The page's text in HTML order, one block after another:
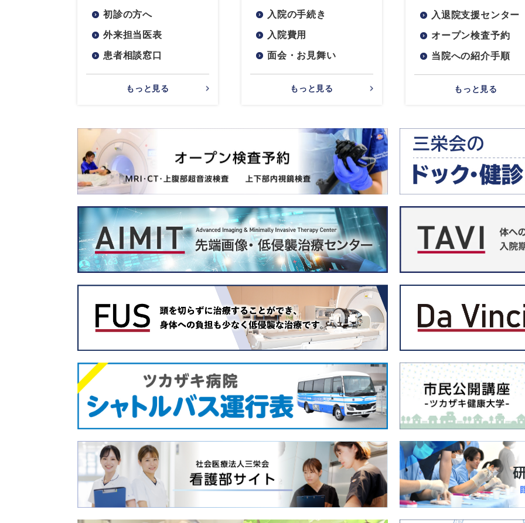
初診の方へ
外来担当医表
患者相談窓口
もっと見る
入院の手続き
入院費用
面会・お見舞い
もっと見る
入退院支援センター
オープン検査予約
当院への紹介手順
もっと見る